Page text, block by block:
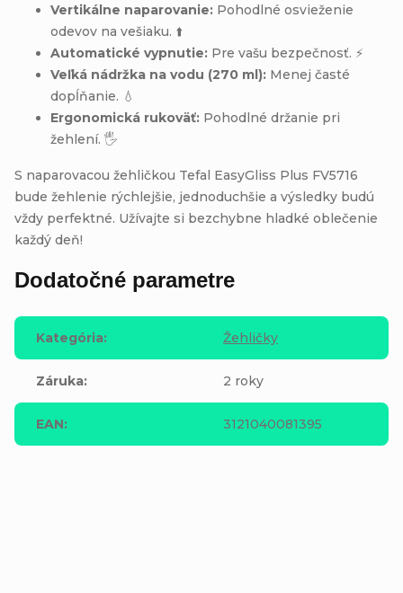
Vertikálne naparovanie: Pohodlné osvieženie
odevov na vešiaku. ⬆️
Automatické vypnutie: Pre vašu bezpečnosť. ⚡
Veľká nádržka na vodu (270 ml): Menej časté
dopĺňanie. 💧
Ergonomická rukoväť: Pohodlné držanie pri
žehlení. 🖐️
S naparovacou žehličkou Tefal EasyGliss Plus FV5716
bude žehlenie rýchlejšie, jednoduchšie a výsledky budú
vždy perfektné. Užívajte si bezchybne hladké oblečenie
každý deň!
Dodatočné parametre
Kategória: Žehličky
Záruka: 2 roky
EAN: 3121040081395